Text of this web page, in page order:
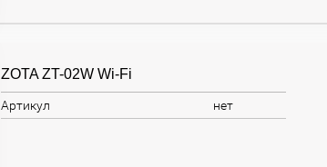
ZOTA ZT-02W Wi-Fi
Артикул нет